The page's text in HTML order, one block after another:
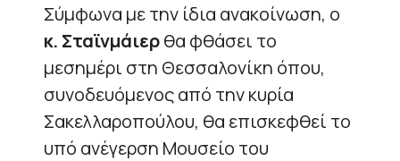
Σύμφωνα με την ίδια ανακοίνωση, ο
κ. Σταϊνμάιερθα φθάσει το
μεσημέρι στη Θεσσαλονίκη όπου,
συνοδευόμενος από την κυρία
Σακελλαροπούλου, θα επισκεφθεί το
υπό ανέγερση Μουσείο του